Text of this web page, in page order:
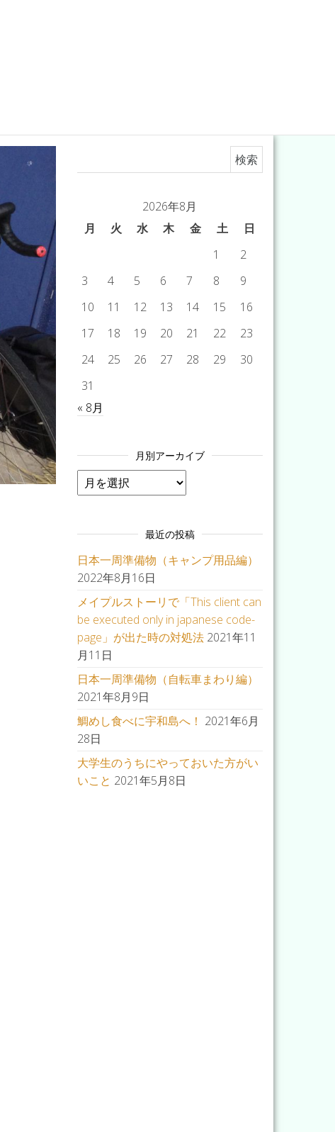
2026年8月
月
火 水 木 金 土
日
1
2
3
4 5 6 7 8
9
10
11 12 13 14 15
16
17
18 19 20 21 22
23
24
25 26 27 28 29
30
31
« 8月
月別アーカイブ
月別アーカイブ
最近の投稿
日本一周準備物（キャンプ用品編）
2022年8月16日
メイプルストーリで「This client can
be executed only in japanese code-
page」が出た時の対処法 2021年11
月11日
日本一周準備物（自転車まわり編）
2021年8月9日
鯛めし食べに宇和島へ！ 2021年6月
28日
大学生のうちにやっておいた方がい
いこと 2021年5月8日